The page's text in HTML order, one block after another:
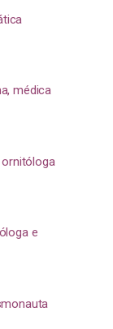
médica
ornitóloga
e